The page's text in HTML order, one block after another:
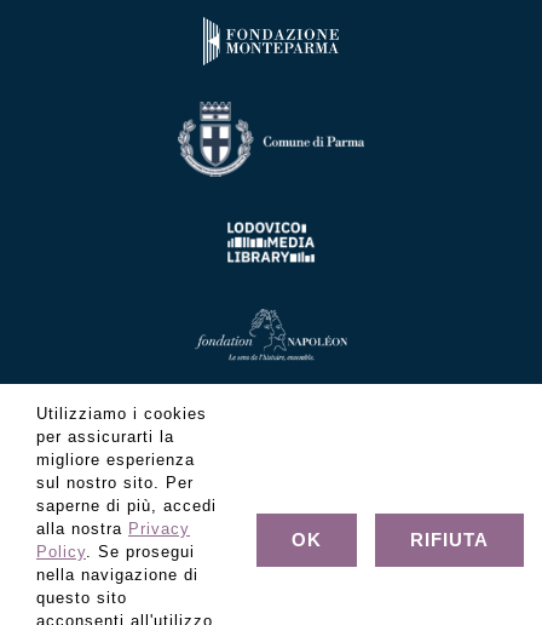
Utilizziamo i cookies
per assicurarti la
migliore esperienza
sul nostro sito. Per
saperne di più, accedi
alla nostra Privacy
Policy. Se prosegui
nella navigazione di
questo sito
acconsenti all'utilizzo
OK RIFIUTA